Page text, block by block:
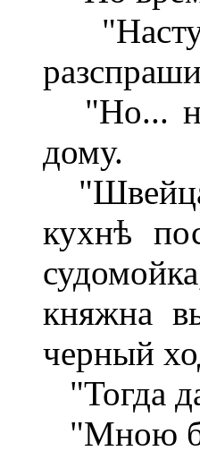
"Но...
дому.
кухнѣ
княжна
черный
"Тогда
"Мною